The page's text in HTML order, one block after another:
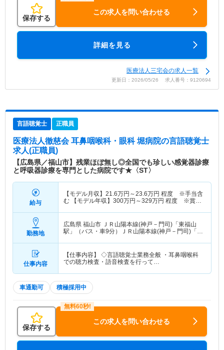
保存する
この求人を問い合わせる
詳細を見る
医療法人三宅会の求人一覧
更新日：2026/05/26 求人番号：9120694
言語聴覚士 正職員
医療法人徹慈会 耳鼻咽喉科・眼科 堀病院の言語聴覚士
求人(正職員)
【広島県／福山市】残業ほぼ無し◎全国でも珍しい感覚器診療
と呼吸器診療を専門とした病院です★〈ST〉
給与
【モデル月収】 21.6万円～23.6万円 程度 ※手当含
む 【モデル年収】 300万円～329万円 程度 ※賞与
勤務地
広島県 福山市 ＪＲ山陽本線(神戸－門司)「東福山
駅」（バス・車9分）ＪＲ山陽本線(神戸－門司)「福
仕事内容
【仕事内容】 ◇言語聴覚士業務全般 ・耳鼻咽喉科
での聴力検査・語音検査を行って…
車通勤可 積極採用中
保存する
この求人を問い合わせる